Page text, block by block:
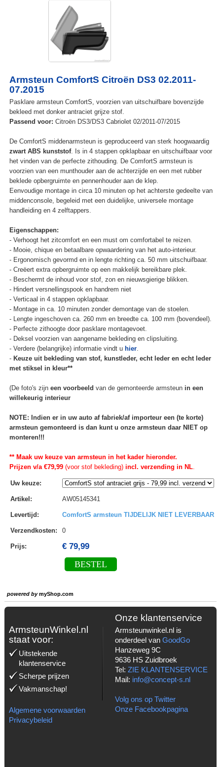
Armsteun ComfortS Citroën DS3 02.2011-
07.2015
Pasklare armsteun ComfortS, voorzien van uitschuifbare bovenzijde
bekleed met donker antraciet grijze stof.
Passend voor: Citroën DS3/DS3 Cabriolet 02/2011-07/2015
De ComfortS middenarmsteun is geproduceerd van sterk hoogwaardig
zwart ABS kunststof. Is in 4 stappen opklapbaar en uitschuifbaar voor
het vinden van de perfecte zithouding. De ComfortS armsteun is
voorzien van een munthouder aan de achterzijde en een met rubber
beklede opbergruimte en pennenhouder aan de klep.
Eenvoudige montage in circa 10 minuten op het achterste gedeelte van
middenconsole, begeleid met een duidelijke, universele montage
handleiding en 4 zelftappers.
Eigenschappen:
- Verhoogt het zitcomfort en een must om comfortabel te reizen.
- Mooie, chique en betaalbare opwaardering van het auto-interieur.
- Ergonomisch gevormd en in lengte richting ca. 50 mm uitschuifbaar.
- Creëert extra opbergruimte op een makkelijk bereikbare plek.
- Beschermt de inhoud voor stof, zon en nieuwsgierige blikken.
- Hindert versnellingspook en handrem niet
- Verticaal in 4 stappen opklapbaar.
- Montage in ca. 10 minuten zonder demontage van de stoelen.
- Lengte ingeschoven ca. 260 mm en breedte ca. 100 mm (bovendeel).
- Perfecte zithoogte door pasklare montagevoet.
- Deksel voorzien van aangename bekleding en clipsluiting.
- Verdere (belangrijke) informatie vindt u hier.
- Keuze uit bekleding van stof, kunstleder, echt leder en echt leder
met stiksel in kleur**
(De foto's zijn een voorbeeld van de gemonteerde armsteun in een
willekeurig interieur
NOTE: Indien er in uw auto af fabriek/af importeur een (te korte)
armsteun gemonteerd is dan kunt u onze armsteun daar NIET op
monteren!!!
** Maak uw keuze van armsteun in het kader hieronder.
Prijzen v/a €79,99(voor stof bekleding)incl. verzending in NL.
Uw keuze:
Artikel : AW05145341
Levertijd : ComfortS armsteun TIJDELIJK NIET LEVERBAAR
Verzendkosten: 0
Prijs: € 79,99
BESTEL
powered bymyShop.com
ArmsteunWinkel.nl
staat voor:
Uitstekende
klantenservice
Scherpe prijzen
Vakmanschap!
Algemene voorwaarden
Privacybeleid
Onze klantenservice
Armsteunwinkel.nl is
onderdeel van GoodGo
Hanzeweg 9C
9636 HS Zuidbroek
Tel: ZIE KLANTENSERVICE
Mail: info@concept-s.nl
Volg ons op Twitter
Onze Facebookpagina